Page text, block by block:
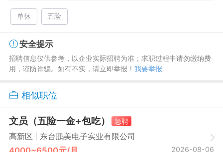
单休 五险
安全提示
招聘信息仅供参考，以企业实际招聘为准；求职过程中请勿缴纳费
用，谨防诈骗。如有不实，请立即举报！ 我要举报
相似职位
文员（五险一金+包吃）
急聘
高新区
东台鹏美电子实业有限公司
2026-08-06